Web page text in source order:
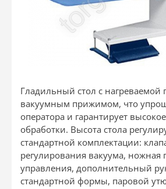
Гладильный стол с нагреваемой
вакуумным прижимом, что
оператора и гарантирует
обработки. Высота стола
стандартной комплектации:
регулирования вакуума, ножная
управления, дополнительный
стандартной формы, паровой